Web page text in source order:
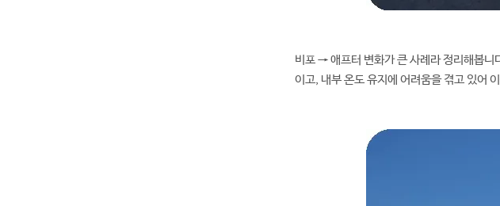
비포 → 애프터 변화가 큰 사례라 정리해봅니
이고, 내부 온도 유지에 어려움을 겪고 있어